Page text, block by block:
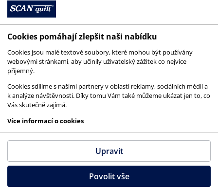
© 2026 SCANquilt - všechna práva vyhrazena
This site is protected by reCAPTCHA and the
GooglePrivacy PolicyandTerms of Serviceapply.
Cookies pomáhají zlepšit naši nabídku
Cookies jsou malé textové soubory, které mohou být používány
webovými stránkami, aby učinily uživatelský zážitek co nejvíce
příjemný.
Cookies sdílíme s našimi partnery v oblasti reklamy, sociálních médií a
k analýze návštěvnosti. Díky tomu Vám také můžeme ukázat jen to, co
Vás skutečně zajímá.
Více informací o cookies
Upravit
Povolit vše